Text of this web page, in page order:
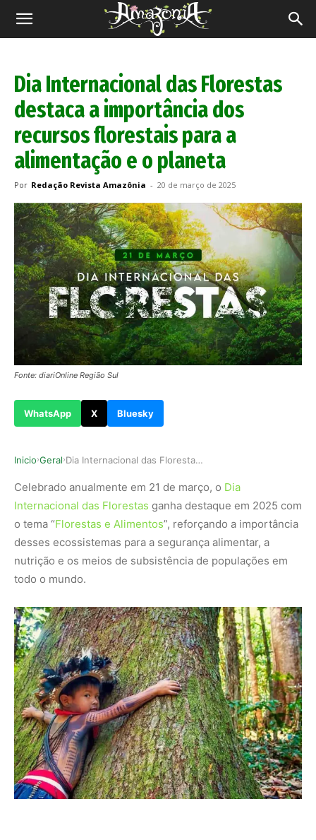
Revista
Dia Internacional das Florestas
destaca a importância dos
recursos florestais para a
alimentação e o planeta
Por Redação Revista Amazônia - 20 de março de 2025
Fonte: diariOnline Região Sul
WhatsApp X Bluesky
Inicio›Geral› Dia Internacional das Florestas destaca a impor…
Celebrado anualmente em 21 de março, o Dia
Internacional das Florestas ganha destaque em 2025 com
o tema “Florestas e Alimentos”, reforçando a importância
desses ecossistemas para a segurança alimentar, a
nutrição e os meios de subsistência de populações em
todo o mundo.